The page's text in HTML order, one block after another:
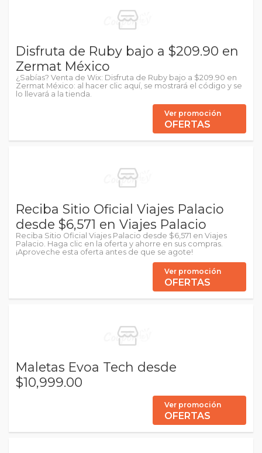
Disfruta de Ruby bajo a $209.90 en
Zermat México
¿Sabías? Venta de Wix: Disfruta de Ruby bajo a $209.90 en
Zermat México: al hacer clic aquí, se mostrará el código y se
lo llevará a la tienda.
Ver promoción
OFERTAS
Reciba Sitio Oficial Viajes Palacio
desde $6,571 en Viajes Palacio
Reciba Sitio Oficial Viajes Palacio desde $6,571 en Viajes
Palacio. Haga clic en la oferta y ahorre en sus compras.
¡Aproveche esta oferta antes de que se agote!
Ver promoción
OFERTAS
Maletas Evoa Tech desde
$10,999.00
Ver promoción
OFERTAS